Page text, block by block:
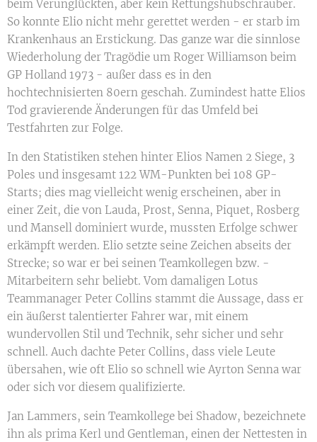
beim Verunglückten, aber kein Rettungshubschrauber.
So konnte Elio nicht mehr gerettet werden - er starb im
Krankenhaus an Erstickung. Das ganze war die sinnlose
Wiederholung der Tragödie um Roger Williamson beim
GP Holland 1973 - außer dass es in den
hochtechnisierten 80ern geschah. Zumindest hatte Elios
Tod gravierende Änderungen für das Umfeld bei
Testfahrten zur Folge.
In den Statistiken stehen hinter Elios Namen 2 Siege, 3
Poles und insgesamt 122 WM-Punkten bei 108 GP-
Starts; dies mag vielleicht wenig erscheinen, aber in
einer Zeit, die von Lauda, Prost, Senna, Piquet, Rosberg
und Mansell dominiert wurde, mussten Erfolge schwer
erkämpft werden. Elio setzte seine Zeichen abseits der
Strecke; so war er bei seinen Teamkollegen bzw. -
Mitarbeitern sehr beliebt. Vom damaligen Lotus
Teammanager Peter Collins stammt die Aussage, dass er
ein äußerst talentierter Fahrer war, mit einem
wundervollen Stil und Technik, sehr sicher und sehr
schnell. Auch dachte Peter Collins, dass viele Leute
übersahen, wie oft Elio so schnell wie Ayrton Senna war
oder sich vor diesem qualifizierte.
Jan Lammers, sein Teamkollege bei Shadow, bezeichnete
ihn als prima Kerl und Gentleman, einen der Nettesten in